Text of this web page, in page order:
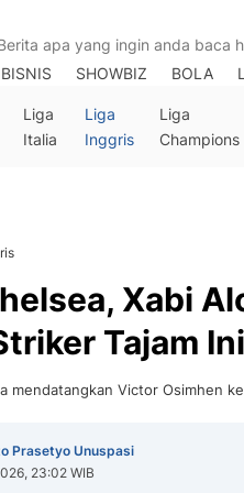
BISNIS SHOWBIZ BOLA
Liga
Italia
Liga
Inggris
Liga
Champions
Xabi
Tajam Ini
mendatangkan Victor Osimhen
Prasetyo Unuspasi
23:02 WIB